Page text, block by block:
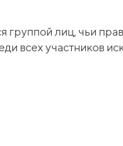
лиц, чьи
всех участников